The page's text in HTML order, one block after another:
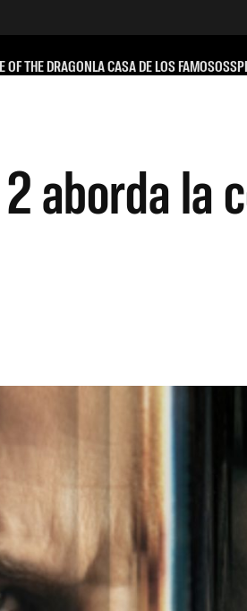
OF THE DRAGONLA CASA DE LOS FAMOSOS
aborda la